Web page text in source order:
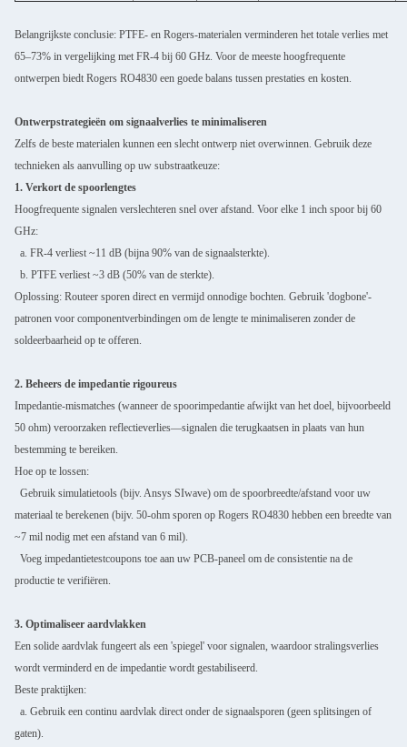
Belangrijkste conclusie: PTFE- en Rogers-materialen verminderen het totale verlies met
65–73% in vergelijking met FR-4 bij 60 GHz. Voor de meeste hoogfrequente
ontwerpen biedt Rogers RO4830 een goede balans tussen prestaties en kosten.
Ontwerpstrategieën om signaalverlies te minimaliseren
Zelfs de beste materialen kunnen een slecht ontwerp niet overwinnen. Gebruik deze
technieken als aanvulling op uw substraatkeuze:
1. Verkort de spoorlengtes
Hoogfrequente signalen verslechteren snel over afstand. Voor elke 1 inch spoor bij 60
GHz:
a. FR-4 verliest ~11 dB (bijna 90% van de signaalsterkte).
b. PTFE verliest ~3 dB (50% van de sterkte).
Oplossing: Routeer sporen direct en vermijd onnodige bochten. Gebruik 'dogbone'-
patronen voor componentverbindingen om de lengte te minimaliseren zonder de
soldeerbaarheid op te offeren.
2. Beheers de impedantie rigoureus
Impedantie-mismatches (wanneer de spoorimpedantie afwijkt van het doel, bijvoorbeeld
50 ohm) veroorzaken reflectieverlies—signalen die terugkaatsen in plaats van hun
bestemming te bereiken.
Hoe op te lossen:
Gebruik simulatietools (bijv. Ansys SIwave) om de spoorbreedte/afstand voor uw
materiaal te berekenen (bijv. 50-ohm sporen op Rogers RO4830 hebben een breedte van
~7 mil nodig met een afstand van 6 mil).
Voeg impedantietestcoupons toe aan uw PCB-paneel om de consistentie na de
productie te verifiëren.
3. Optimaliseer aardvlakken
Een solide aardvlak fungeert als een 'spiegel' voor signalen, waardoor stralingsverlies
wordt verminderd en de impedantie wordt gestabiliseerd.
Beste praktijken:
a. Gebruik een continu aardvlak direct onder de signaalsporen (geen splitsingen of
gaten).